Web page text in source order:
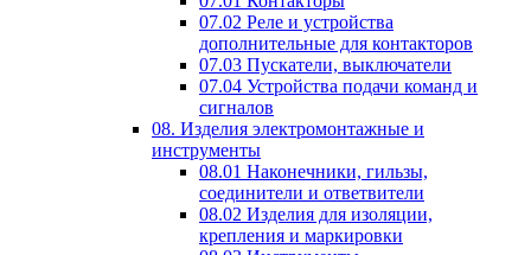
07.02 Реле и устройства
дополнительные для контакторов
07.03 Пускатели, выключатели
07.04 Устройства подачи команд и
сигналов
08. Изделия электромонтажные и
инструменты
08.01 Наконечники, гильзы,
соединители и ответвители
08.02 Изделия для изоляции,
крепления и маркировки